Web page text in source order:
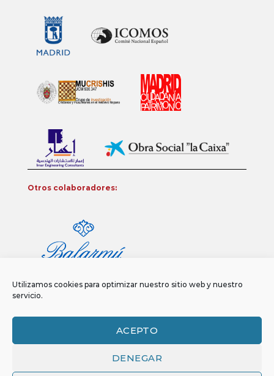
Utilizamos cookies para optimizar nuestro sitio web y nuestro
servicio.
ACEPTO
DENEGAR
Otros colaboradores:
Política de privacidad